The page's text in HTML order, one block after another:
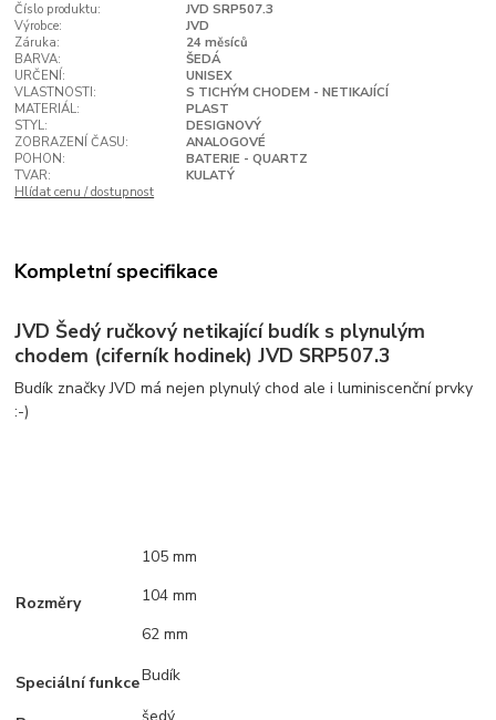
Číslo produktu:
JVD SRP507.3
Výrobce:
JVD
Záruka:
24 měsíců
BARVA:
ŠEDÁ
URČENÍ:
UNISEX
VLASTNOSTI:
S TICHÝM CHODEM - NETIKAJÍCÍ
MATERIÁL:
PLAST
STYL:
DESIGNOVÝ
ZOBRAZENÍ ČASU:
ANALOGOVÉ
POHON:
BATERIE - QUARTZ
TVAR:
KULATÝ
Hlídat cenu / dostupnost
Kompletní specifikace
JVD Šedý ručkový netikající budík s plynulým
chodem (ciferník hodinek) JVD SRP507.3
Budík značky JVD má nejen plynulý chod ale i luminiscenční prvky
:-)
Rozměry
105 mm
104 mm
62 mm
Speciální funkceBudík